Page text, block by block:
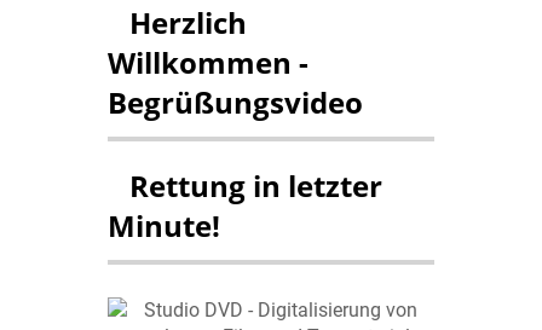
Herzlich
Willkommen -
Begrüßungsvideo
Rettung in letzter
Minute!